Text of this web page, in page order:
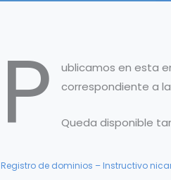
P
ublicamos en esta
correspondiente a
Queda disponible
Registro de dominios – Instructivo